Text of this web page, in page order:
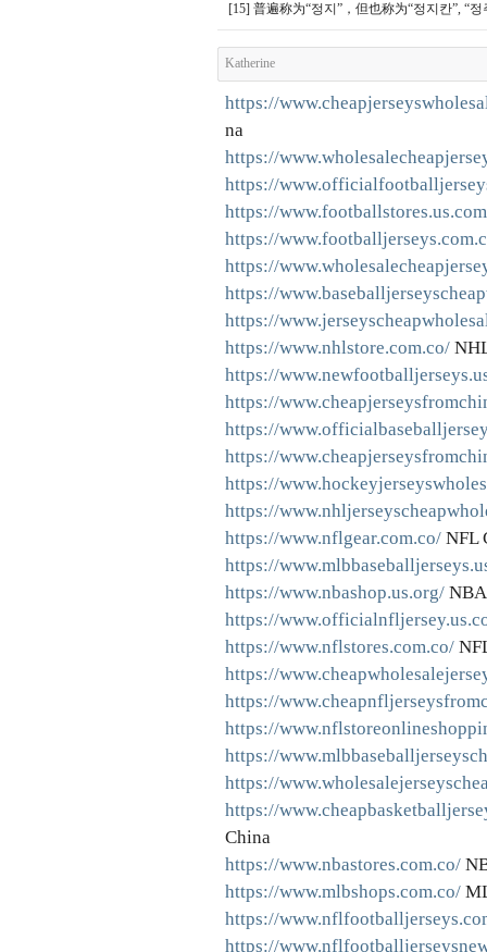
[15] 普遍称为“정지”，但也称为“정지칸”, “정
Katherine
https://
na
https://
https://
https://
https://
https://
https://
https://
https://www.nhlstore.com.co/
https://
https://
https://
https://
https://
https://
https://www.nflgear.com.co/NFL
https://
https://www.nbashop.us.org/NBA
https://
https://www.nflstores.com.co/
https://
https://
https://
https://
https://
https://
China
https://www.nbastores.com.co/
https://www.mlbshops.com.co/
https://
https://